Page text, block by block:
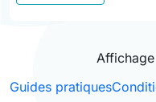
Guides pratiques